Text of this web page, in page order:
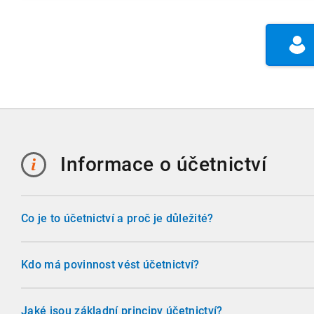
Informace o účetnictví
Co je to účetnictví a proč je důležité?
podnikateli, ale i státu, investorům a dalším subjektům.
Kdo má povinnost vést účetnictví?
Většina podnikatelů vede účetnictví v plném rozsahu,
Jaké jsou základní principy účetnictví?